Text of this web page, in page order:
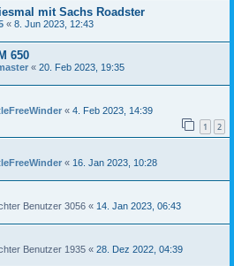
mit Sachs Roadster
« 8. Jun 2023, 12:43
650
« 20. Feb 2023, 19:35
« 4. Feb 2023, 14:39
1 2
« 16. Jan 2023, 10:28
Benutzer 3056 « 14. Jan 2023, 06:43
Benutzer 1935 « 28. Dez 2022, 04:39